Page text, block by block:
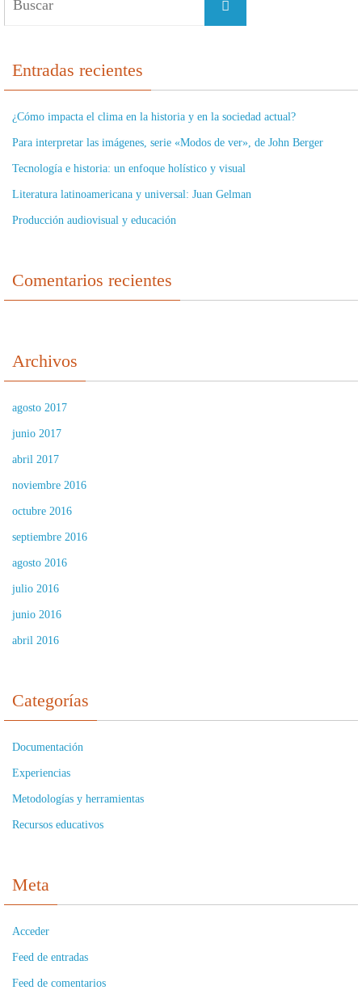
Entradas recientes
¿Cómo impacta el clima en la historia y en la sociedad actual?
Para interpretar las imágenes, serie «Modos de ver», de John Berger
Tecnología e historia: un enfoque holístico y visual
Literatura latinoamericana y universal: Juan Gelman
Producción audiovisual y educación
Comentarios recientes
Archivos
agosto 2017
junio 2017
abril 2017
noviembre 2016
octubre 2016
septiembre 2016
agosto 2016
julio 2016
junio 2016
abril 2016
Categorías
Documentación
Experiencias
Metodologías y herramientas
Recursos educativos
Meta
Acceder
Feed de entradas
Feed de comentarios